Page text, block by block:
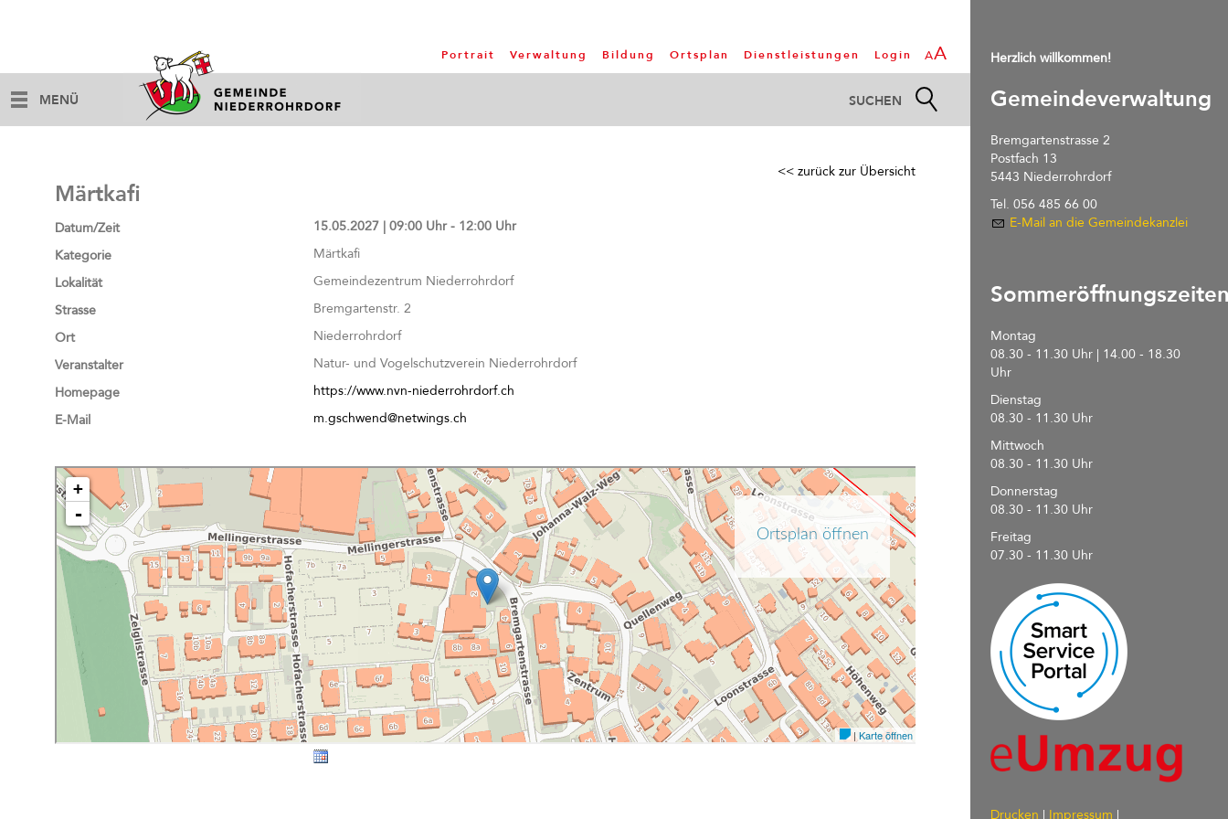
AA
Portrait Verwaltung Bildung Ortsplan Dienstleistungen Login
MENÜ
<< zurück zur Übersicht
Märtkafi
Datum/Zeit
15.05.2027 | 09:00 Uhr - 12:00 Uhr
Kategorie
Märtkafi
Lokalität
Gemeindezentrum Niederrohrdorf
Strasse
Bremgartenstr. 2
Ort
Niederrohrdorf
Veranstalter
Natur- und Vogelschutzverein Niederrohrdorf
Homepage
https://www.nvn-niederrohrdorf.ch
E-Mail
m.gschwend@netwings.ch
Herzlich willkommen!
Gemeindeverwaltung
Bremgartenstrasse 2
Postfach 13
5443 Niederrohrdorf
Tel. 056 485 66 00
E-Mail an die Gemeindekanzlei
Montag
08.30 - 11.30 Uhr | 14.00 - 18.30
Uhr
Dienstag
08.30 - 11.30 Uhr
Mittwoch
08.30 - 11.30 Uhr
Donnerstag
08.30 - 11.30 Uhr
Freitag
07.30 - 11.30 Uhr
Drucken | Impressum |